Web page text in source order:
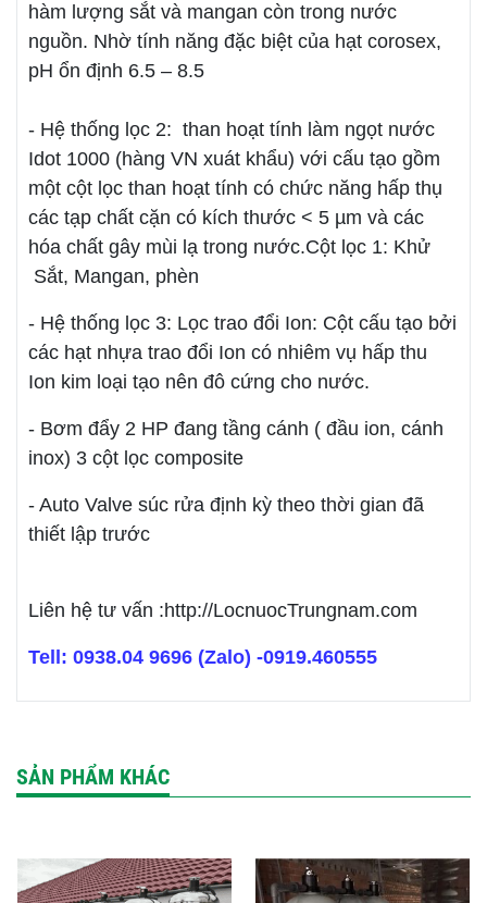
hàm lượng sắt và mangan còn trong nước
nguồn. Nhờ tính năng đặc biệt của hạt corosex,
pH ổn định 6.5 – 8.5
- Hệ thống lọc 2: than hoạt tính làm ngọt nước
Idot 1000 (hàng VN xuát khẩu) với cấu tạo gồm
một cột lọc than hoạt tính có chức năng hấp thụ
các tạp chất cặn có kích thước < 5 µm và các
hóa chất gây mùi lạ trong nước.Cột lọc 1: Khử
Sắt, Mangan, phèn
- Hệ thống lọc 3: Lọc trao đổi Ion: Cột cấu tạo bởi
các hạt nhựa trao đổi Ion có nhiêm vụ hấp thu
Ion kim loại tạo nên đô cứng cho nước.
- Bơm đẩy 2 HP đang tầng cánh ( đầu ion, cánh
inox) 3 cột lọc composite
- Auto Valve súc rửa định kỳ theo thời gian đã
thiết lập trước
Liên hệ tư vấn :http://LocnuocTrungnam.com
Tell: 0938.04 9696 (Zalo) -0919.460555
SẢN PHẨM KHÁC